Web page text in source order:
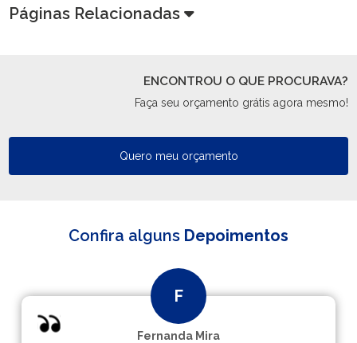
Páginas Relacionadas
ENCONTROU O QUE PROCURAVA?
Faça seu orçamento grátis agora mesmo!
Quero meu orçamento
Confira alguns Depoimentos
Fernanda Mira